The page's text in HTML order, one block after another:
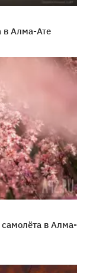
в Алма-Ате
в Алма-